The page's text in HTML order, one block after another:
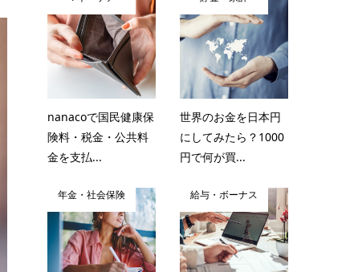
nanacoで国民健康保
険料・税金・公共料
金を支払...
世界のお金を日本円
にしてみたら？1000
円で何が買...
年金・社会保険 給与・ボーナス